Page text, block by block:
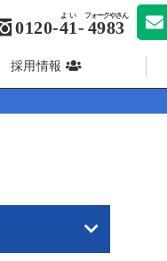
採用情報
0120-41
よい
- 4983
フォークやさん